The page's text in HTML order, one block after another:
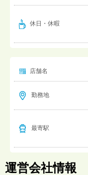
休日・休暇
店舗名
勤務地
最寄駅
運営会社情報